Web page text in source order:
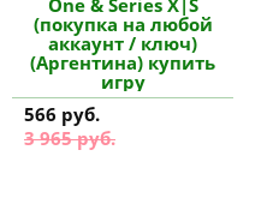
One & Series X|S
(покупка на любой
аккаунт / ключ)
(Аргентина) купить
игру
566 руб.
3 965 руб.